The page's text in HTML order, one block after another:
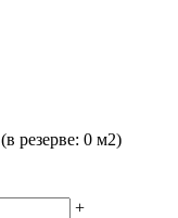
(в резерве: 0 м2)
+